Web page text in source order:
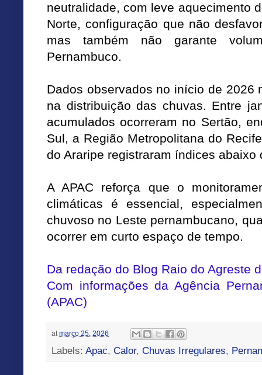
neutralidade, com leve aquecimento
Norte, configuração que não
mas também não garante
Pernambuco.
Dados observados no início de 2026
na distribuição das chuvas. Entre
acumulados ocorreram no Sertão,
Sul, a Região Metropolitana do
do Araripe registraram índices abaixo
A APAC reforça que o
climáticas é essencial,
chuvoso no Leste pernambucano,
ocorrer em curto espaço de tempo.
Da redação do Blog Raio do Agreste
Com informaçõesda Agência
(APAC)
at março 25, 2026
Labels: Apac, Calor, Chuvas Irregulares,